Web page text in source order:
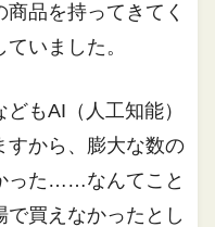
品を持ってきてく
いました。
もAI（人工知能）
すから、膨大な数の
った……なんてこと
で買えなかったとし